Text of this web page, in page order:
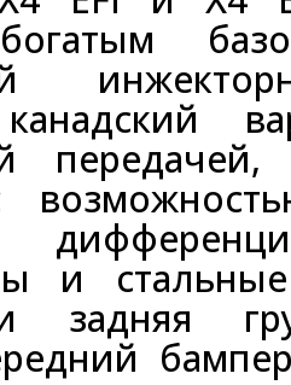
и
задняя